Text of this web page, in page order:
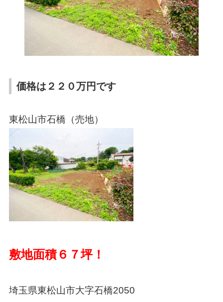
価格は２２０万円です
東松山市石橋（売地）
敷地面積６７坪！
埼玉県東松山市大字石橋2050